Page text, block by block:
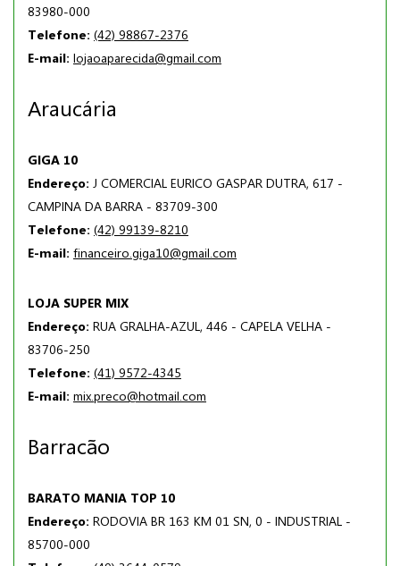
83980-000
Telefone: (42) 98867-2376
E-mail: lojaoaparecida@gmail.com
Araucária
GIGA 10
Endereço: J COMERCIAL EURICO GASPAR DUTRA, 617 -
CAMPINA DA BARRA - 83709-300
Telefone: (42) 99139-8210
E-mail: financeiro.giga10@gmail.com
LOJA SUPER MIX
Endereço: RUA GRALHA-AZUL, 446 - CAPELA VELHA -
83706-250
Telefone: (41) 9572-4345
E-mail: mix.preco@hotmail.com
Barracão
BARATO MANIA TOP 10
Endereço: RODOVIA BR 163 KM 01 SN, 0 - INDUSTRIAL -
85700-000